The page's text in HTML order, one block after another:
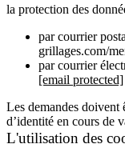
la protection des
par courrier
grillages.com/
par courrier
[email protected]
Les demandes doivent
d’identité en cours de
L'utilisation des